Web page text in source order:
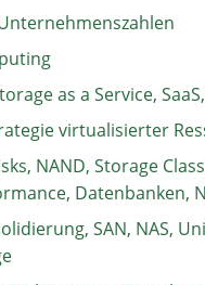
as a Service,
virtualisierter
NAND, Storage
Datenbanken,
SAN, NAS,